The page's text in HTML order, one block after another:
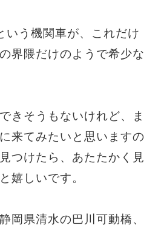
いう機関車が、これだけ
界隈だけのようで希少な
きそうもないけれど、ま
来てみたいと思いますの
つけたら、あたたかく見
嬉しいです。
岡県清水の巴川可動橋、